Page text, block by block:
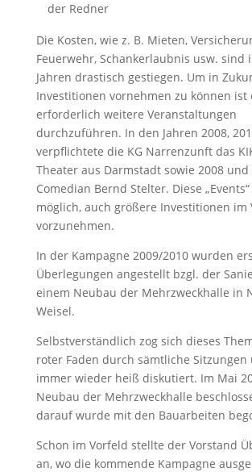
der Redner
Die Kosten, wie z. B. Mieten,
Feuerwehr, Schankerlaubnis usw. sind
Jahren drastisch gestiegen. Um in
Investitionen vornehmen zu können ist
erforderlich weitere Veranstaltungen
durchzuführen. In den Jahren 2008,
verpflichtete die KG Narrenzunft das
Theater aus Darmstadt sowie 2008 und
Comedian Bernd Stelter. Diese
möglich, auch größere Investitionen im
vorzunehmen.
In der Kampagne 2009/2010 wurden
Überlegungen angestellt bzgl. der
einem Neubau der Mehrzweckhalle in
Weisel.
Selbstverständlich zog sich dieses
roter Faden durch sämtliche
immer wieder heiß diskutiert. Im Mai
Neubau der Mehrzweckhalle
darauf wurde mit den Bauarbeiten
Schon im Vorfeld stellte der Vorstand
an, wo die kommende Kampagne